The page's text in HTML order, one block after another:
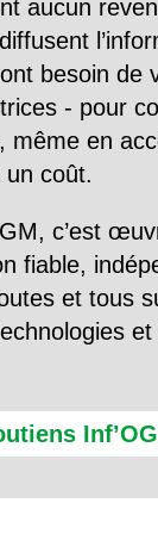
aucun
besoin de
- pour
même en
un coût.
c’est
fiable,
et tous
et